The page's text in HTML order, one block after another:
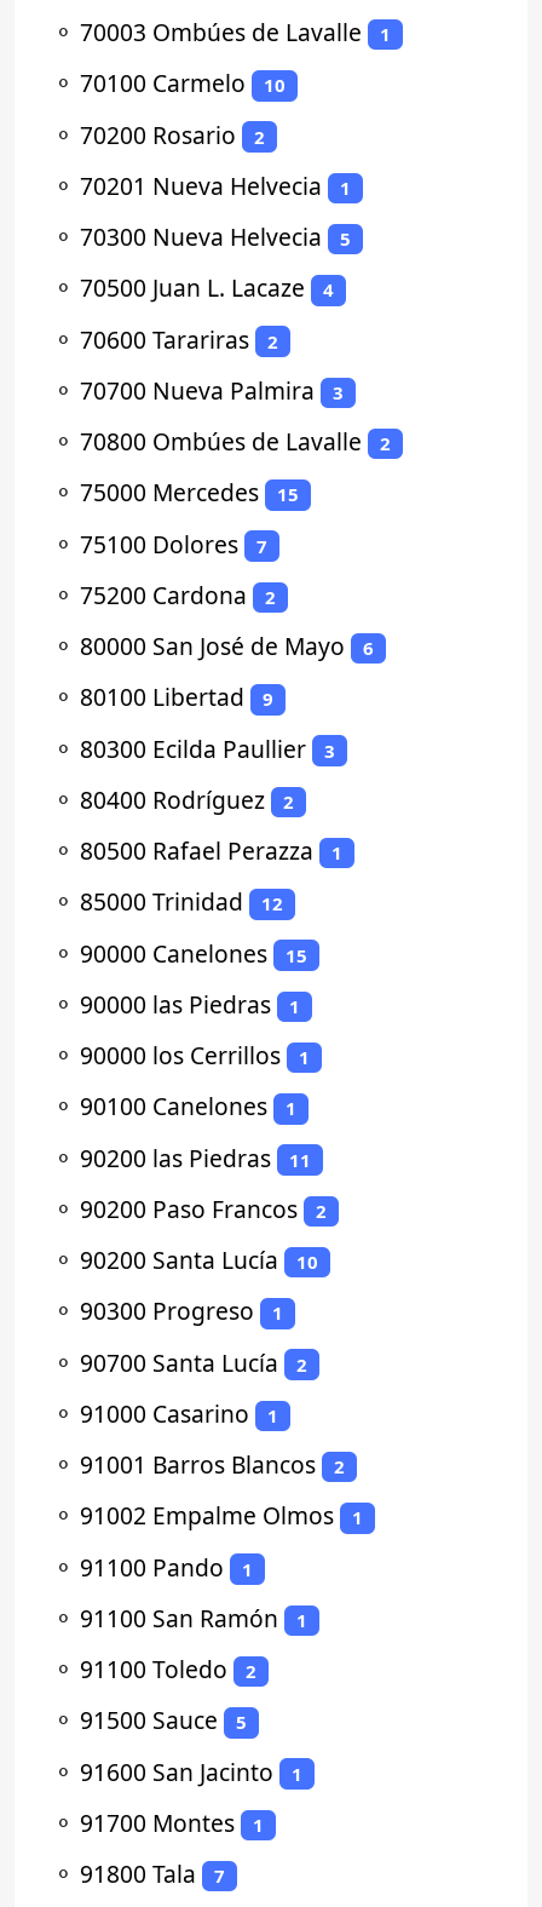
⚬ 70003 Ombúes de Lavalle 1
⚬ 70100 Carmelo 10
⚬ 70200 Rosario 2
⚬ 70201 Nueva Helvecia 1
⚬ 70300 Nueva Helvecia 5
⚬ 70500 Juan L. Lacaze 4
⚬ 70600 Tarariras 2
⚬ 70700 Nueva Palmira 3
⚬ 70800 Ombúes de Lavalle 2
⚬ 75000 Mercedes 15
⚬ 75100 Dolores 7
⚬ 75200 Cardona 2
⚬ 80000 San José de Mayo 6
⚬ 80100 Libertad 9
⚬ 80300 Ecilda Paullier 3
⚬ 80400 Rodríguez 2
⚬ 80500 Rafael Perazza 1
⚬ 85000 Trinidad 12
⚬ 90000 Canelones 15
⚬ 90000 las Piedras 1
⚬ 90000 los Cerrillos 1
⚬ 90100 Canelones 1
⚬ 90200 las Piedras 11
⚬ 90200 Paso Francos 2
⚬ 90200 Santa Lucía 10
⚬ 90300 Progreso 1
⚬ 90700 Santa Lucía 2
⚬ 91000 Casarino 1
⚬ 91001 Barros Blancos 2
⚬ 91002 Empalme Olmos 1
⚬ 91100 Pando 1
⚬ 91100 San Ramón 1
⚬ 91100 Toledo 2
⚬ 91500 Sauce 5
⚬ 91600 San Jacinto 1
⚬ 91700 Montes 1
⚬ 91800 Tala 7